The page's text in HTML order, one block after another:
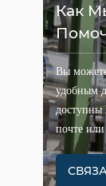
Как
Вы
удобным
доступны
почте или